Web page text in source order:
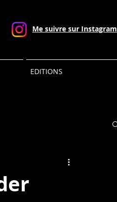
Me suivre sur Instagram
EDITIONS